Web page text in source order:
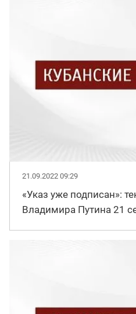
21.09.2022 09:29
«Указ уже подписан»:
Владимира Путина 21